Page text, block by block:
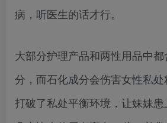
病，听医生的话才行。
大部分护理产品和两性用品中
分，而石化成分会伤害女性私处
打破了私处平衡环境，让妹妹